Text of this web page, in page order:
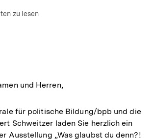
zu lesen
und Herren,
für politische Bildung/bpb und die
Schweitzer laden Sie herzlich ein
Ausstellung „Was glaubst du denn?!